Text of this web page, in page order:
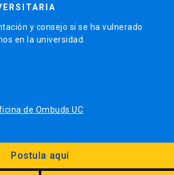
Postula aquí
y consejo si se ha vulnerado
en la universidad.
de Ombuds UC